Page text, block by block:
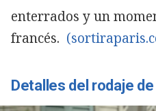
enterrados y un
francés.
Detalles del rodaje de